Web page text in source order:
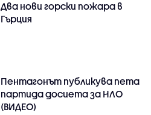
Два нови горски пожара в
Гърция
Пентагонът публикува пета
партида досиета за НЛО
(ВИДЕО)